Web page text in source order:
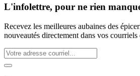
L'infolettre, pour ne rien
Recevez les meilleures aubaines des
nouveautés directement dans vos courriels